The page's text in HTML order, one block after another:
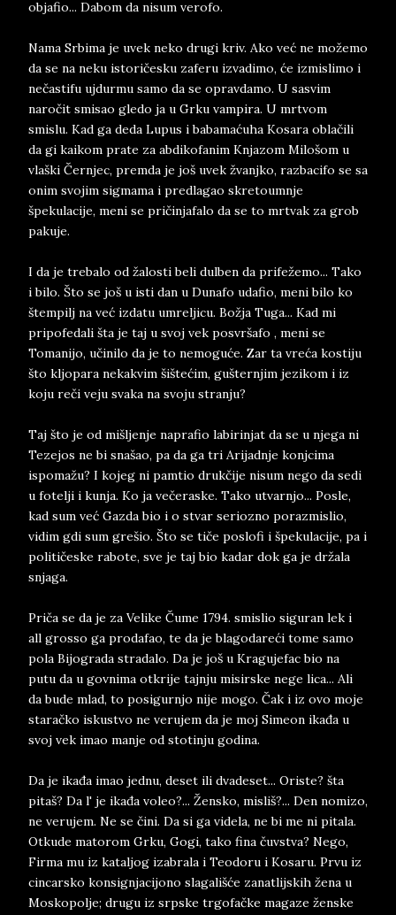
objafio... Dabom da nisum verofo.
Nama Srbima je uvek neko drugi kriv. Ako već ne možemo
da se na neku istoričesku zaferu izvadimo, će izmislimo i
nečastifu ujdurmu samo da se opravdamo. U sasvim
naročit smisao gledo ja u Grku vampira. U mrtvom
smislu. Kad ga deda Lupus i babamaćuha Kosara oblačili
da gi kaikom prate za abdikofanim Knjazom Milošom u
vlaški Černjec, premda je još uvek žvanjko, razbacifo se sa
onim svojim sigmama i predlagao skretoumnje
špekulacije, meni se pričinjafalo da se to mrtvak za grob
pakuje.
I da je trebalo od žalosti beli dulben da prifežemo... Tako
i bilo. Što se još u isti dan u Dunafo udafio, meni bilo ko
štempilj na već izdatu umreljicu. Božja Tuga... Kad mi
pripofedali šta je taj u svoj vek posvršafo , meni se
Tomanijo, učinilo da je to nemoguće. Zar ta vreća kostiju
što kljopara nekakvim šištećim, gušternjim jezikom i iz
koju reči veju svaka na svoju stranju?
Taj što je od mišljenje naprafio labirinjat da se u njega ni
Tezejos ne bi snašao, pa da ga tri Arijadnje konjcima
ispomažu? I kojeg ni pamtio drukčije nisum nego da sedi
u fotelji i kunja. Ko ja večeraske. Tako utvarnjo... Posle,
kad sum već Gazda bio i o stvar seriozno porazmislio,
vidim gdi sum grešio. Što se tiče poslofi i špekulacije, pa i
političeske rabote, sve je taj bio kadar dok ga je držala
snjaga.
Priča se da je za Velike Čume 1794. smislio siguran lek i
all grosso ga prodafao, te da je blagodareći tome samo
pola Bijograda stradalo. Da je još u Kragujefac bio na
putu da u govnima otkrije tajnju misirske nege lica... Ali
da bude mlad, to posigurnjo nije mogo. Čak i iz ovo moje
staračko iskustvo ne verujem da je moj Simeon ikađa u
svoj vek imao manje od stotinju godina.
Da je ikađa imao jednu, deset ili dvadeset... Oriste? šta
pitaš? Da l' je ikađa voleo?... Žensko, misliš?... Den nomizo,
ne verujem. Ne se čini. Da si ga videla, ne bi me ni pitala.
Otkude matorom Grku, Gogi, tako fina čuvstva? Nego,
Firma mu iz kataljog izabrala i Teodoru i Kosaru. Prvu iz
cincarsko konsignjacijono slagališće zanatlijskih žena u
Moskopolje; drugu iz srpske trgofačke magaze ženske